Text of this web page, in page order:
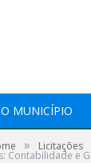
O MUNICÍPIO
» Licitações
Contabilidade e